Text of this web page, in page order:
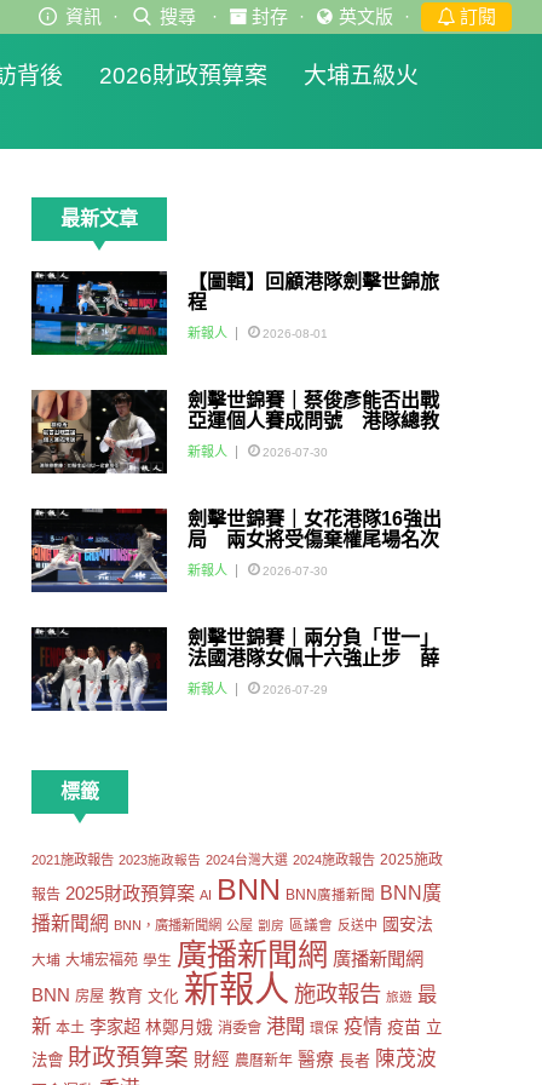
資訊 · 搜尋 · 封存 · 英文版 · 訂閱
背後 2026財政預算案
大埔五級火
最新文章
【圖輯】回顧港隊劍擊世錦旅
程
新報人 2026-08-01
劍擊世錦賽｜蔡俊彥能否出戰
亞運個人賽成問號 港隊總教
練：如醫生話可以一定會用佢
新報人 2026-07-30
劍擊世錦賽｜女花港隊16強出
局 兩女將受傷棄權尾場名次
賽
新報人 2026-07-30
劍擊世錦賽｜兩分負「世一」
法國港隊女佩十六強止步 薛
雅齊：我好有信心我哋可以做
到世界級嘅Team
新報人 2026-07-29
標籤
2021施政報告 2023施政報告 2024台灣大選 2024施政報告 2025施政
報告 2025財政預算案 AI BNN BNN廣播新聞
BNN廣
播新聞網 BNN，廣播新聞網 公屋 劏房 區議會 反送中 國安法
大埔 大埔宏福苑 學生 廣播新聞網 廣播新聞網
BNN 房屋 教育 文化 新報人 施政報告 旅遊 最
新 本土 李家超 林鄭月娥 消委會 港聞 環保 疫情 疫苗 立
法會 財政預算案 財經 農曆新年 醫療 長者 陳茂波